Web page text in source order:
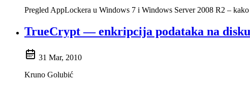
Pregled AppLockera u Windows 7 i Windows Server 2008 R2 –
TrueCrypt — enkripcija podataka na
31 Mar, 2010
Kruno Golubić